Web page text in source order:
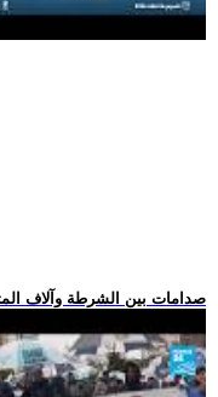
.. صدامات بين الشرطة وآلاف